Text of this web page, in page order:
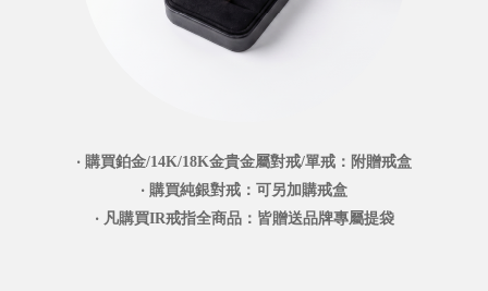
‧ 購買鉑金/14K/18K金貴金屬對戒/單戒：附贈戒盒
‧ 購買純銀對戒：可另加購戒盒
‧ 凡購買IR戒指全商品：皆贈送品牌專屬提袋